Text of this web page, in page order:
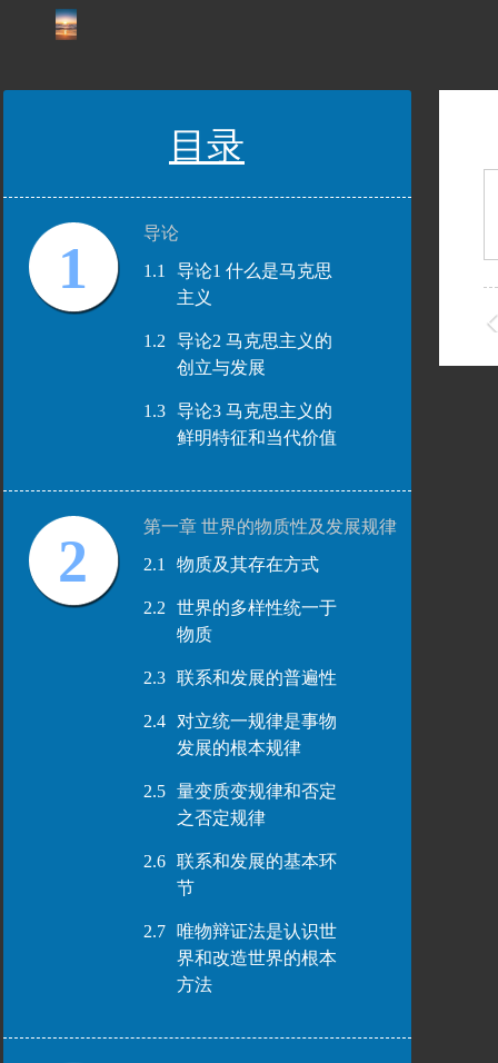
目录
1
导论
1.1
导论1 什么是马克思
主义
1.2
导论2 马克思主义的
创立与发展
1.3
导论3 马克思主义的
鲜明特征和当代价值
2
第一章 世界的物质性及发展规律
2.1
物质及其存在方式
2.2
世界的多样性统一于
物质
2.3 联系和发展的普遍性
2.4
对立统一规律是事物
发展的根本规律
2.5
量变质变规律和否定
之否定规律
2.6
联系和发展的基本环
节
2.7
唯物辩证法是认识世
界和改造世界的根本
方法